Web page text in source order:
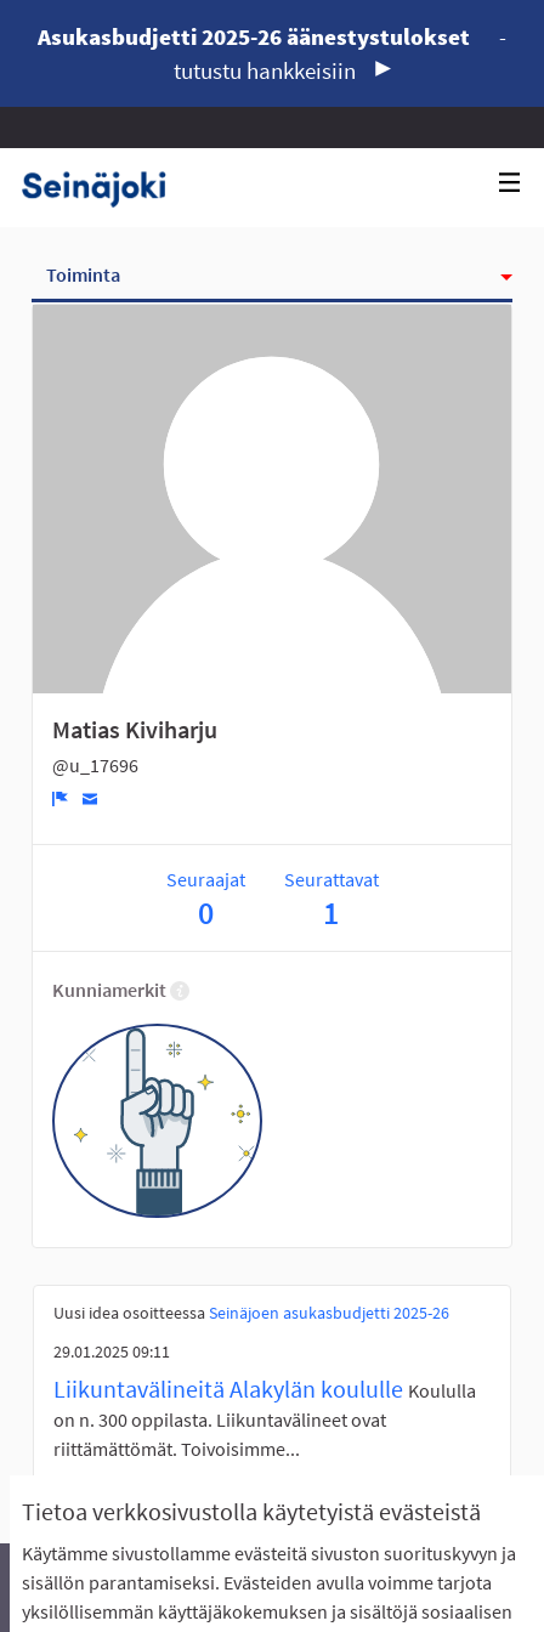
Tietoa verkkosivustolla käytetyistä evästeistä
Käytämme sivustollamme evästeitä sivuston suorituskyvyn ja
sisällön parantamiseksi. Evästeiden avulla voimme tarjota
yksilöllisemmän käyttäjäkokemuksen ja sisältöjä sosiaalisen
Asukasbudjetti 2025-26 äänestystulokset
-
tutustu hankkeisiin
Toiminta
Matias Kiviharju
@u_17696
Seuraajat
0
Seurattavat
1
Kunniamerkit
Uusi idea osoitteessaSeinäjoen asukasbudjetti 2025-26
29.01.2025 09:11
Liikuntavälineitä Alakylän koululle Koululla
on n. 300 oppilasta. Liikuntavälineet ovat
riittämättömät. Toivoisimme...
Äänestyksen pikaohjeet Usein kysytyt kysymykset